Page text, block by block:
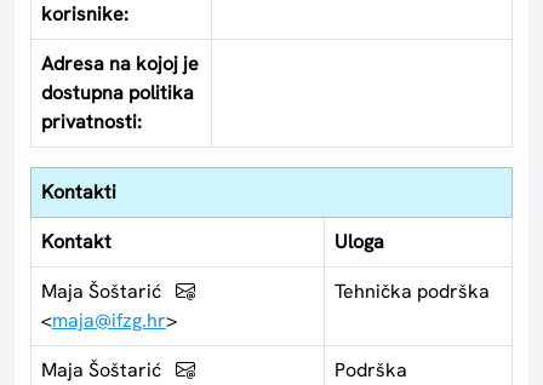
korisnike:
Adresa na kojoj je
dostupna politika
privatnosti:
Kontakti
Kontakt
Uloga
Maja Šoštarić
<maja@ifzg.hr>
Tehnička podrška
Maja Šoštarić
Podrška